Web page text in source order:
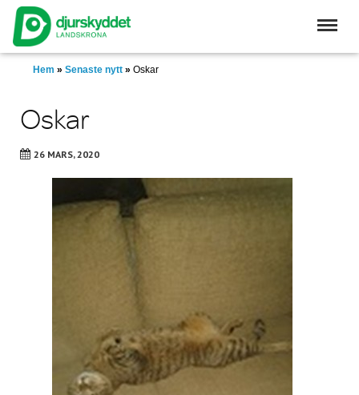
Skip
main
contentHem » Senaste nytt » Oskar
Oskar
26 MARS, 2020